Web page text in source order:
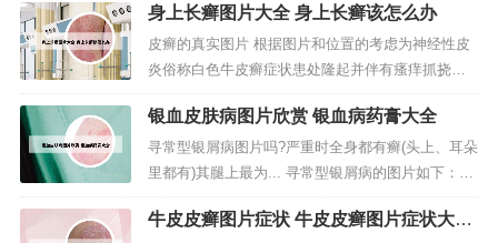
膏、克霉唑软膏、特比萘芬凝胶、联苯苄唑凝胶
等，通常须要持续用药两周，每日两次外涂于患
处。一般治疗中可以使用外抹蒽林软膏，可用普鲁
卡因静脉封或肌注维生素B12，内服维...
身上长癣图片大全 身上长癣该怎么办
皮癣的真实图片 根据图片和位置的考虑为神经性皮
炎俗称白色牛皮癣症状患处隆起并伴有瘙痒抓挠会
出现白色皮屑。足癣为足部的皮肤癣菌感染。多见
于成人，儿童少见。发病季节性明显，夏秋病重，
冬春病减。皮肤受损，真菌很容易入侵，或是洗澡
经常没有吹干，有的狗狗就是洗完澡后就立马跑开
了，家长也没有坚持擦干，长此以往，...
银血皮肤病图片欣赏 银血病药膏大全
寻常型银屑病图片吗?严重时全身都有癣(头上、耳朵
里都有)其腿上最为... 寻常型银屑病的图片如下：寻
常型银屑病其实还是比较好治疗的，不过如果没有
及时得到合理的医治，就有可能转化成其他类型的
牛皮皮癣图片症状 牛皮皮癣图片症状大腿